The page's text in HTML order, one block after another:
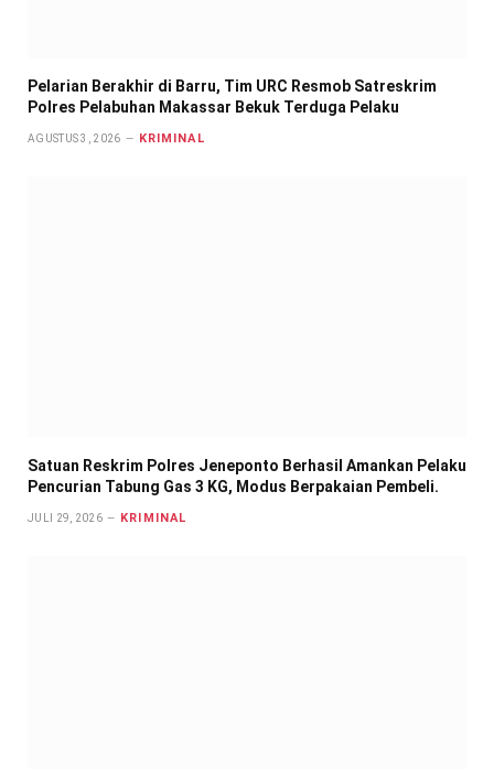
Pelarian Berakhir di Barru, Tim URC Resmob Satreskrim
Polres Pelabuhan Makassar Bekuk Terduga Pelaku
AGUSTUS 3, 2026 KRIMINAL
Satuan Reskrim Polres Jeneponto Berhasil Amankan Pelaku
Pencurian Tabung Gas 3 KG, Modus Berpakaian Pembeli.
JULI 29, 2026 KRIMINAL